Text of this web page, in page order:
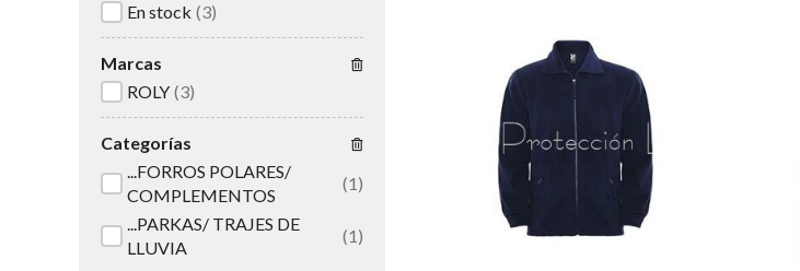
En stock (3)
Marcas
ROLY (3)
Categorías
...FORROS POLARES/
COMPLEMENTOS
(1)
...PARKAS/ TRAJES DE
LLUVIA
(1)